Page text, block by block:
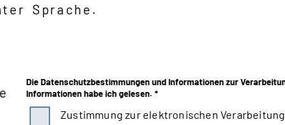
Sprache.
Die Datenschutzbestimmungen und Informationen zur
Informationen habe ich gelesen. *
Zustimmung zur elektronischen